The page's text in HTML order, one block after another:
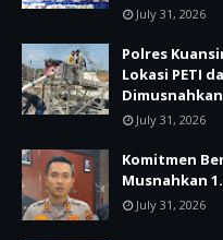
July 31, 2026
Polres
Lokasi PETI
Dimusnahkan
July 31, 2026
Komitmen
Musnahkan
July 31, 2026